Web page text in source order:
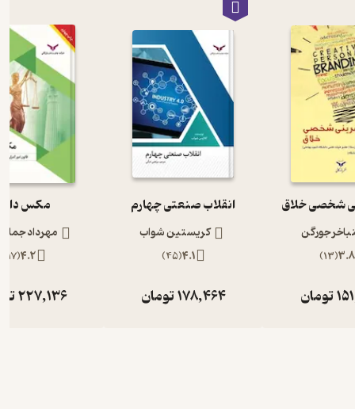
شخصی خلاق
جورگن
3.8
(
13
)
تومان
انقلاب صنعتی چهارم
کریستین شواب
4.1
(
45
)
178,464تومان
مکس
مهرداد
4.2
(
17
227,136